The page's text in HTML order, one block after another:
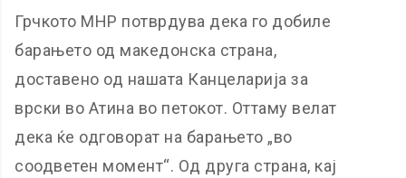
Грчкото МНР потврдува дека го добиле
барањето од македонска страна,
доставено од нашата Канцеларија за
врски во Атина во петокот. Оттаму велат
дека ќе одговорат на барањето „во
соодветен момент“. Од друга страна, кај